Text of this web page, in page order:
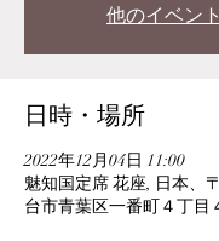
他のイベン
日時・場所
2022年12月04日 11:00
魅知国定席 花座, 日本、
台市青葉区一番町４丁目